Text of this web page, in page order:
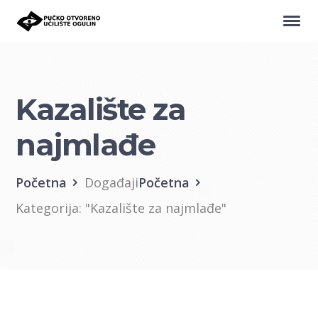
Kazalište za
najmlađe
Početna DogađajiPočetna
Kategorija: "Kazalište za najmlađe"